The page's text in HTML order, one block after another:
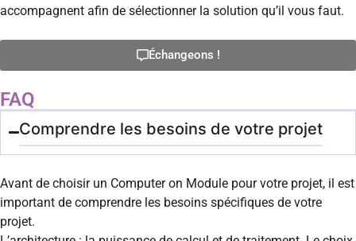
accompagnent afin de sélectionner la solution qu’il vous faut.
Échangeons !
FAQ
Comprendre les besoins de votre projet
Avant de choisir un Computer on Module pour votre projet, il est
important de comprendre les besoins spécifiques de votre
projet.